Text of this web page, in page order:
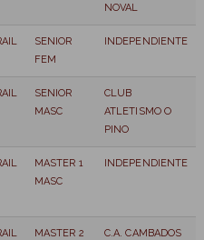
NOVAL
SENIOR
FEM
INDEPENDIENTE
SENIOR
MASC
CLUB
ATLETISMO O
PINO
MASTER 1
MASC
INDEPENDIENTE
MASTER 2
C.A. CAMBADOS